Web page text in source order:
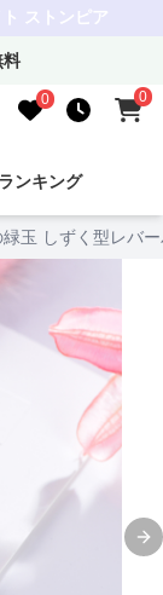
ストンピア
料
0 0
ンキング
緑玉 しずく型レバ